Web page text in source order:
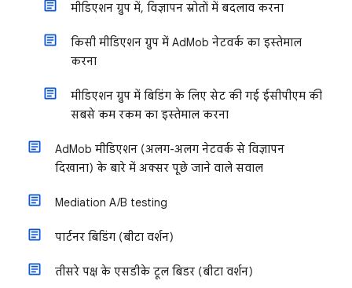
मीडिएशन ग्रुप में, विज्ञापन स्रोतों में बदलाव करना
किसी मीडिएशन ग्रुप में AdMob नेटवर्क का इस्तेमाल
करना
मीडिएशन ग्रुप में बिडिंग के लिए सेट की गई ईसीपीएम की
सबसे कम रकम का इस्तेमाल करना
AdMob मीडिएशन (अलग-अलग नेटवर्क से विज्ञापन
दिखाना) के बारे में अक्सर पूछे जाने वाले सवाल
Mediation A/B testing
पार्टनर बिडिंग (बीटा वर्शन)
तीसरे पक्ष के एसडीके टूल बिडर (बीटा वर्शन)